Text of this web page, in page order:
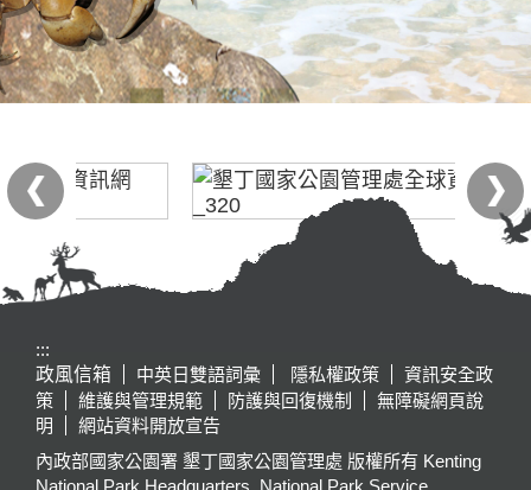
:::
政風信箱
中英日雙語詞彙 隱私權政策
資訊安全政
策
維護與管理規範 防護與回復機制
無障礙網頁說
明
網站資料開放宣告
內政部國家公園署 墾丁國家公園管理處 版權所有 Kenting
National Park Headquarters, National Park Service,